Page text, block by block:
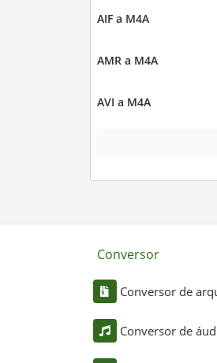
AIF a M4A
AMR a M4A
AVI a M4A
Conversor
Conversor de
Conversor de